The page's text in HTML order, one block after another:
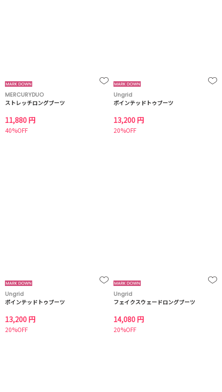
MERCURYDUO
ストレッチロングブーツ
11,880 円
40%OFF
Ungrid
ポインテッドトゥブーツ
13,200 円
20%OFF
Ungrid
ポインテッドトゥブーツ
13,200 円
20%OFF
Ungrid
フェイクスウェードロングブーツ
14,080 円
20%OFF